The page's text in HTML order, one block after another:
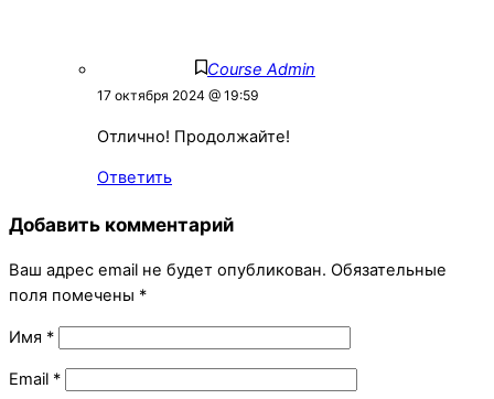
Сourse Аdmin
17 октября 2024 @ 19:59
Отлично! Продолжайте!
Ответить
Добавить комментарий
Ваш адрес email не будет опубликован. Обязательные
поля помечены *
Имя *
Email *